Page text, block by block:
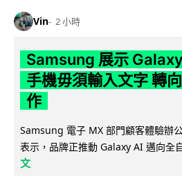
Vin 2 小時
Samsung 展示
手機毋須輸入文字 轉
作
Samsung 電子 MX 部門顧客體驗辦
表示，品牌正推動 Galaxy AI 邁向全
文